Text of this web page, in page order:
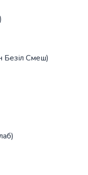
Безіл Смеш)